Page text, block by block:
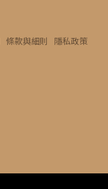
條款與細則 隱私政策